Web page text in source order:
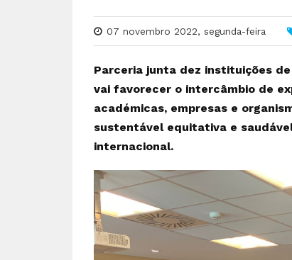
07 novembro 2022, segunda-feira
Parceria junta dez instituições
vai favorecer o intercâmbio de
académicas, empresas e
sustentável equitativa e
internacional.